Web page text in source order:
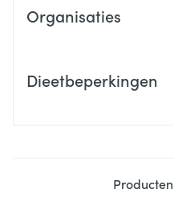
Organisaties
Dieetbeperkingen
Producten